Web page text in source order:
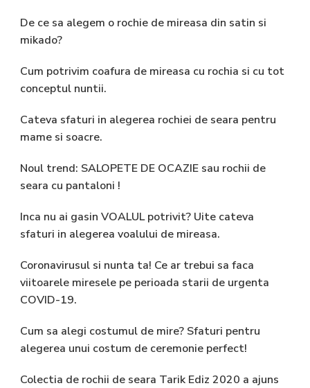
De ce sa alegem o rochie de mireasa din satin si
mikado?
Cum potrivim coafura de mireasa cu rochia si cu tot
conceptul nuntii.
Cateva sfaturi in alegerea rochiei de seara pentru
mame si soacre.
Noul trend: SALOPETE DE OCAZIE sau rochii de
seara cu pantaloni !
Inca nu ai gasin VOALUL potrivit? Uite cateva
sfaturi in alegerea voalului de mireasa.
Coronavirusul si nunta ta! Ce ar trebui sa faca
viitoarele miresele pe perioada starii de urgenta
COVID-19.
Cum sa alegi costumul de mire? Sfaturi pentru
alegerea unui costum de ceremonie perfect!
Colectia de rochii de seara Tarik Ediz 2020 a ajuns